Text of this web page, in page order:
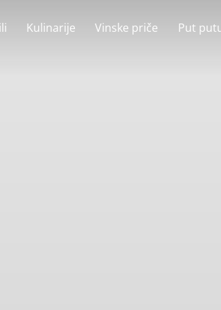
Kulinarije Vinske priče Put